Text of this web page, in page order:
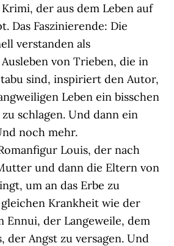
der aus dem Leben auf
Das Faszinierende: Die
verstanden als
von Trieben, die in
sind, inspiriert den Autor,
Leben ein bisschen
schlagen. Und dann ein
noch mehr.
Louis, der nach
und dann die Eltern von
um an das Erbe zu
Krankheit wie der
Ennui, der Langeweile, dem
der Angst zu versagen. Und